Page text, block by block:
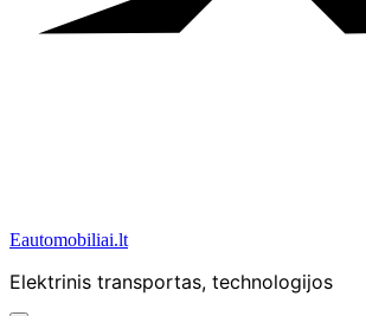
Eautomobiliai.lt
Elektrinis transportas, technologijos